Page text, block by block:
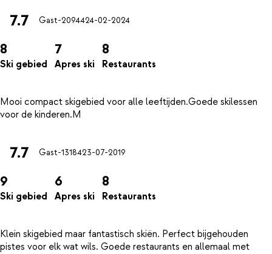
7.7 Gast-2094424-02-2024
8
Ski gebied
7
Apres ski
8
Restaurants
Mooi compact skigebied voor alle leeftijden.Goede skilessen
7.7 Gast-1318423-07-2019
9
Ski gebied
6
Apres ski
8
Restaurants
Klein skigebied maar fantastisch skiën. Perfect bijgehouden
pistes voor elk wat wils. Goede restaurants en allemaal met